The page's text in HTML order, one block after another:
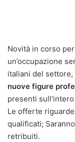
Novità in corso
un’occupazione
italiani del settore,
nuove figure
presenti
Le offerte
qualificati;
retribuiti.